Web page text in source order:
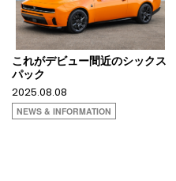
これがデビュー間近のシックス
パック
2025.08.08
NEWS & INFORMATION